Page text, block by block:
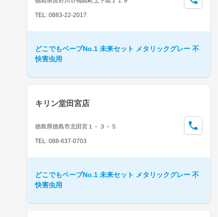
TEL: 0883-22-2017
どこでもベープNo.1 未来セット メタリックグレー 不
快害虫用
キリン堂田宮店
徳島県徳島市北田宮１－３－５
TEL: 088-637-0703
どこでもベープNo.1 未来セット メタリックグレー 不
快害虫用